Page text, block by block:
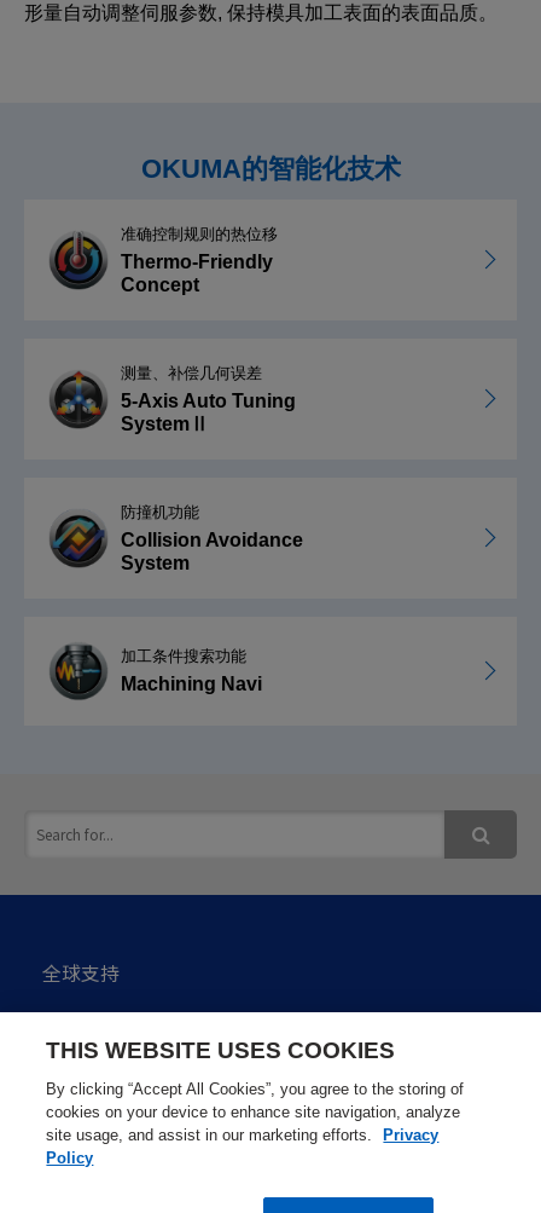
形量自动调整伺服参数, 保持模具加工表面的表面品质。
OKUMA的智能化技术
准确控制规则的热位移
Thermo-Friendly
Concept
测量、补偿几何误差
5-Axis Auto Tuning
SystemⅡ
防撞机功能
Collision Avoidance
System
加工条件搜索功能
Machining Navi
全球支持
网站使用注意点
网站地图
THIS WEBSITE USES COOKIES
By clicking “Accept All Cookies”, you agree to the storing of
cookies on your device to enhance site navigation, analyze
site usage, and assist in our marketing efforts.
Privacy
Policy